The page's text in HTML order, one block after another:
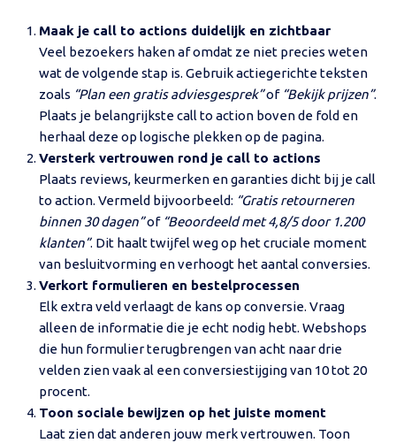
Maak je call to actions duidelijk en zichtbaar
Veel bezoekers haken af omdat ze niet precies weten
wat de volgende stap is. Gebruik actiegerichte teksten
zoals “Plan een gratis adviesgesprek”of “Bekijk prijzen”.
Plaats je belangrijkste call to action boven de fold en
herhaal deze op logische plekken op de pagina.
Versterk vertrouwen rond je call to actions
Plaats reviews, keurmerken en garanties dicht bij je call
to action. Vermeld bijvoorbeeld: “Gratis retourneren
binnen 30 dagen”of “Beoordeeld met 4,8/5 door 1.200
klanten”. Dit haalt twijfel weg op het cruciale moment
van besluitvorming en verhoogt het aantal conversies.
Verkort formulieren en bestelprocessen
Elk extra veld verlaagt de kans op conversie. Vraag
alleen de informatie die je echt nodig hebt. Webshops
die hun formulier terugbrengen van acht naar drie
velden zien vaak al een conversiestijging van 10 tot 20
procent.
Toon sociale bewijzen op het juiste moment
Laat zien dat anderen jouw merk vertrouwen. Toon